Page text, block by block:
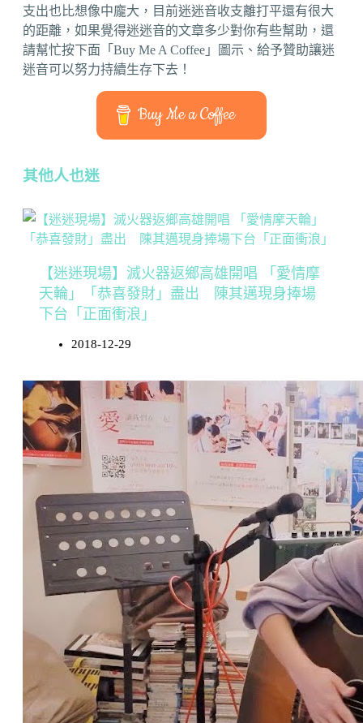
支出也比想像中龐大，目前迷迷音收支離打平還有很大
的距離，如果覺得迷迷音的文章多少對你有些幫助，還
請幫忙按下面「Buy Me A Coffee」圖示、給予贊助讓迷
迷音可以努力持續生存下去！
Buy Me a Coffee
其他人也迷
【迷迷現場】滅火器返鄉高雄開唱 「愛情摩
天輪」「恭喜發財」盡出 陳其邁現身捧場
下台「正面衝浪」
2018-12-29